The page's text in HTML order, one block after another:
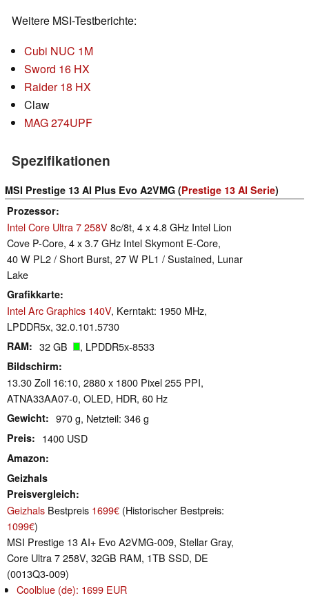
Weitere MSI-Testberichte:
Cubi NUC 1M
Sword 16 HX
Raider 18 HX
Claw
MAG 274UPF
Spezifikationen
MSI Prestige 13 AI Plus Evo A2VMG (Prestige 13 AI Serie)
Prozessor
Intel Core Ultra 7 258V8c/8t, 4 x 4.8 GHz Intel Lion
Cove P-Core, 4 x 3.7 GHz Intel Skymont E-Core,
40 W PL2 / Short Burst, 27 W PL1 / Sustained, Lunar
Lake
Grafikkarte
Intel Arc Graphics 140V, Kerntakt: 1950 MHz,
LPDDR5x, 32.0.101.5730
RAM 32 GB , LPDDR5x-8533
Bildschirm
13.30 Zoll 16:10, 2880 x 1800 Pixel 255 PPI,
ATNA33AA07-0, OLED, HDR, 60 Hz
Gewicht 970 g, Netzteil: 346 g
Preis 1400 USD
Amazon
Geizhals
Preisvergleich
Geizhals Bestpreis 1699€ (Historischer Bestpreis:
1099€)
MSI Prestige 13 AI+ Evo A2VMG-009, Stellar Gray,
Core Ultra 7 258V, 32GB RAM, 1TB SSD, DE
(0013Q3-009)
Coolblue (de): 1699 EUR